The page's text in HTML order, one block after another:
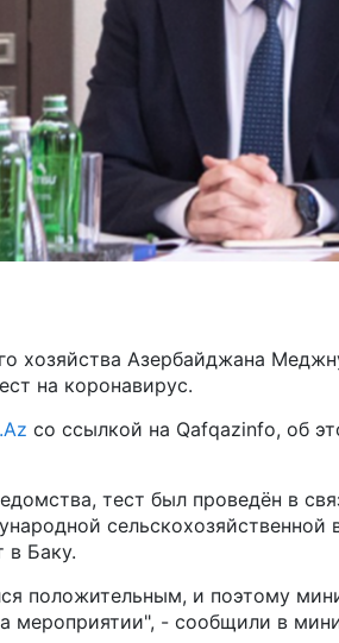
хозяйства Азербайджана
на коронавирус.
со ссылкой на Qafqazinfo, об
тест был проведён в
сельскохозяйственной
в Баку.
положительным, и поэтому
мероприятии", - сообщили в